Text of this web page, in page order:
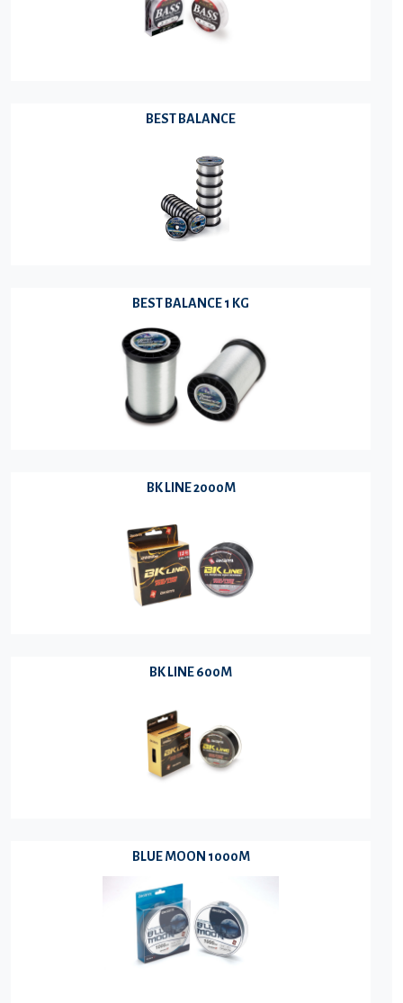
BEST BALANCE
BEST BALANCE 1 KG
BK LINE 2000M
BK LINE 600M
BLUE MOON 1000M